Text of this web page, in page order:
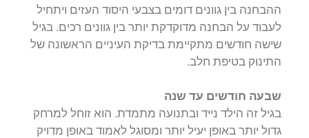
ההבחנה בין גוונים דומים בצבעי היסוד העזים ויתחיל
לעבוד על הבחנה מדוקדקת יותר בין גוונים רכים. בגיל
שישה חודשים מתקיימת בדיקת העיניים הראשונה של
התינוק בטיפת חלב.
שבעה חודשים עד שנה
בגיל זה הילד נייד ובתנועה מתמדת. הוא זוחל למרחק
גדול יותר באופן יעיל יותר ומסוגל לאמוד באופן מדויק